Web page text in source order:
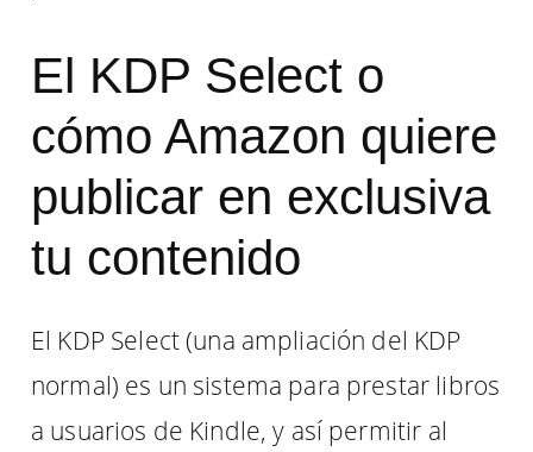
El KDP Select o
cómo Amazon quiere
publicar en exclusiva
tu contenido
El KDP Select (una ampliación del KDP
normal) es un sistema para prestar libros
a usuarios de Kindle, y así permitir al